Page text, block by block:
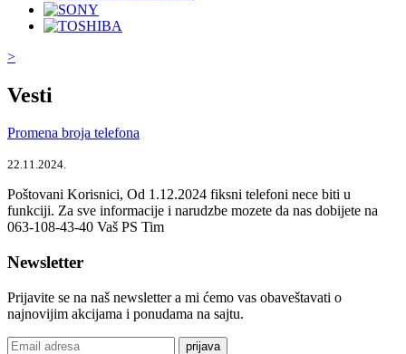
>
Vesti
Promena broja telefona
22.11.2024.
Poštovani Korisnici, Od 1.12.2024 fiksni telefoni nece biti u
funkciji. Za sve informacije i narudzbe mozete da nas dobijete na
063-108-43-40 Vaš PS Tim
Newsletter
Prijavite se na naš newsletter a mi ćemo vas obaveštavati o
najnovijim akcijama i ponudama na sajtu.
prijava